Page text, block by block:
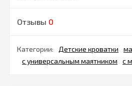
Отзывы 0
Категории: Детские кроватки
с универсальным маятником
с